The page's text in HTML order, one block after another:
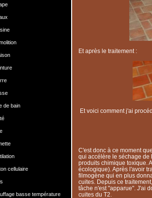
de bain
cellulaire
basse température
Et après le traitement :
Et voici comment j'ai
C'est donc à ce moment
qui accélère le séchage de
produits chimique toxique.
écologique). Après l'avoir
filmogène qui en plus
cuites. Depuis ce
tâche n'est "apparue". J'ai
cuites du T2.